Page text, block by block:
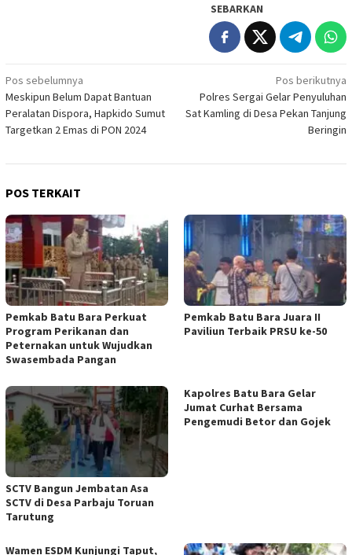
SEBARKAN
Navigasi
pos
Pos sebelumnya
Meskipun Belum Dapat Bantuan
Peralatan Dispora, Hapkido Sumut
Targetkan 2 Emas di PON 2024
Pos berikutnya
Polres Sergai Gelar Penyuluhan
Sat Kamling di Desa Pekan Tanjung
Beringin
POS TERKAIT
Pemkab Batu Bara Perkuat
Program Perikanan dan
Peternakan untuk Wujudkan
Swasembada Pangan
Pemkab Batu Bara Juara II
Paviliun Terbaik PRSU ke-50
SCTV Bangun Jembatan Asa
SCTV di Desa Parbaju Toruan
Tarutung
Kapolres Batu Bara Gelar
Jumat Curhat Bersama
Pengemudi Betor dan Gojek
Wamen ESDM Kunjungi Taput,